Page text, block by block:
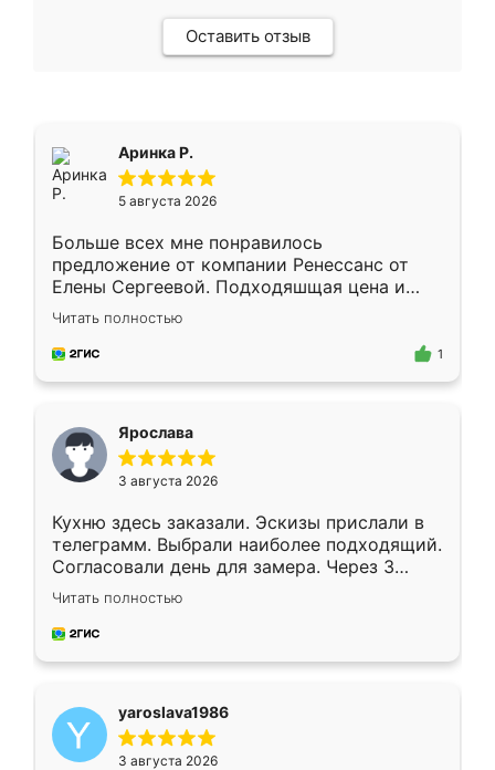
Оставить отзыв
Аринка Р.
5 августа 2026
Больше всех мне понравилось
предложение от компании Ренессанс от
Елены Сергеевой. Подходяшщая цена и
короткие сроки изготовления. Приехавший
для замера сотрудник Владислав
предложил по моему эскизу самый
Читать полностью
1
Ярослава
3 августа 2026
Кухню здесь заказали. Эскизы прислали в
телеграмм. Выбрали наиболее подходящий.
Согласовали день для замера. Через 3
недели кухня была уже готова. Остались
довольны работой. Спасибо Ренессанс
мебель за качественную работу!
Читать полностью
yaroslava1986
3 августа 2026